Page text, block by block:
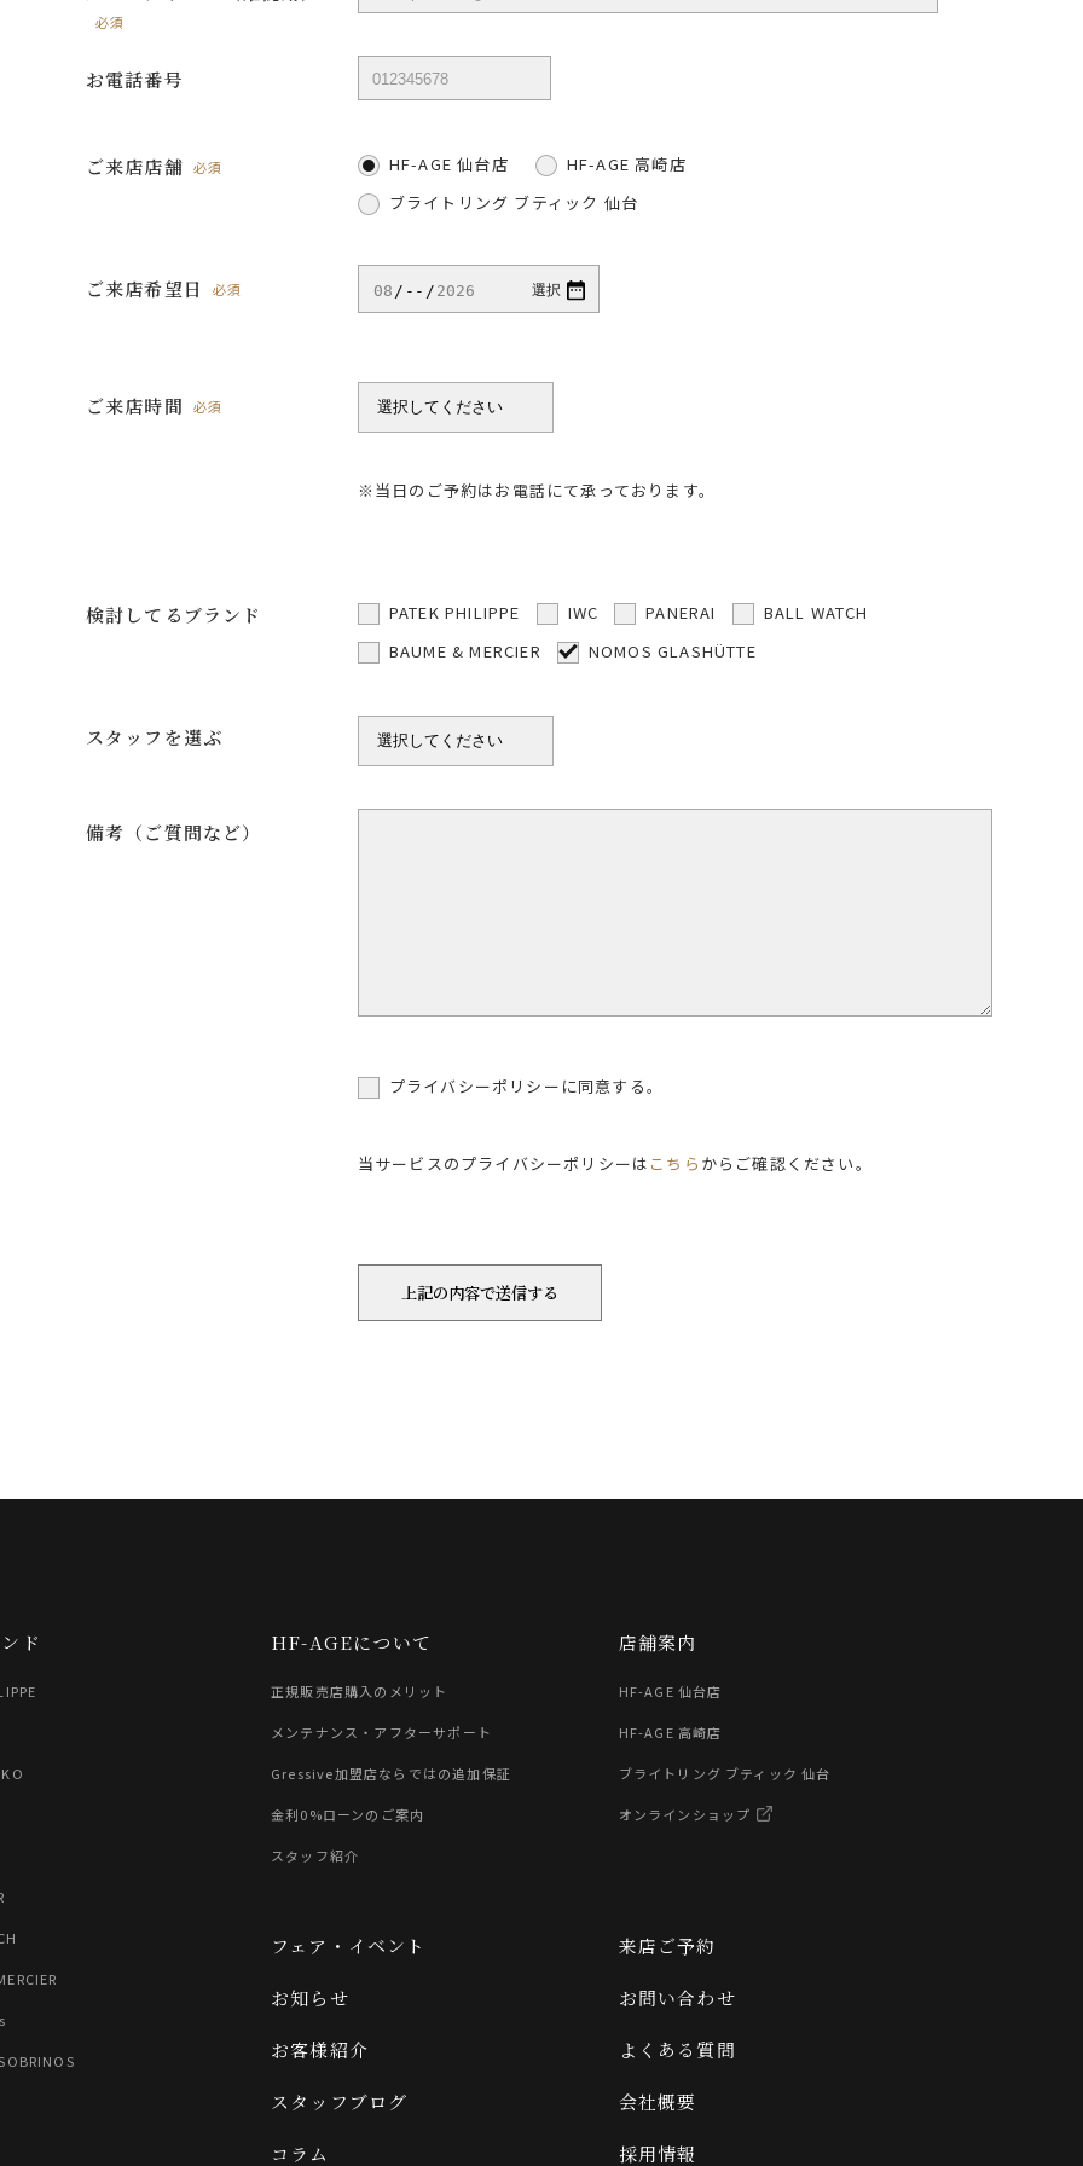
必須
お電話番号
ご来店店舗 必須 HF-AGE 仙台店
HF-AGE 高崎店
ブライトリング ブティック 仙台
ご来店希望日 必須
ご来店時間 必須
※当日のご予約はお電話にて承っております。
検討してるブランド PATEK PHILIPPE IWC PANERAI
BALL WATCH
BAUME & MERCIER
NOMOS GLASHÜTTE
スタッフを選ぶ
備考（ご質問など）
プライバシーポリシーに同意する。
当サービスのプライバシーポリシーは こちら からご確認ください。
ド HF-AGEについて
正規販売店購入のメリット
メンテナンス・アフターサポート
Gressive加盟店ならではの追加保証
金利0%ローンのご案内
スタッフ紹介
店舗案内
HF-AGE 仙台店
HF-AGE 高崎店
ブライトリング ブティック 仙台
オンラインショップ
フェア・イベント
お知らせ
お客様紹介
スタッフブログ
コラム
来店ご予約
お問い合わせ
よくある質問
会社概要
採用情報